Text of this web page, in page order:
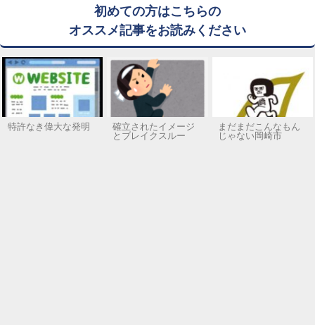
初めての方はこちらの
オススメ記事をお読みください
特許なき偉大な発明 確立されたイメージ
とブレイクスルー
まだまだこんなもん
じゃない岡崎市